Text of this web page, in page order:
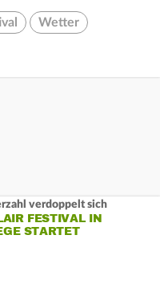
Wetter
verdoppelt sich
FESTIVAL IN
STARTET